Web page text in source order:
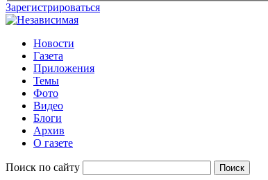
Зарегистрироваться
Новости
Газета
Приложения
Темы
Фото
Видео
Блоги
Архив
О газете
Поиск по сайту